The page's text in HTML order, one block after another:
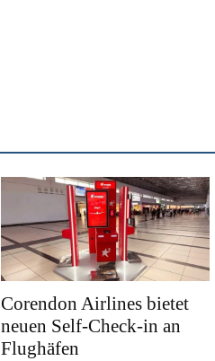
Corendon Airlines bietet
neuen Self-Check-in an
Flughäfen